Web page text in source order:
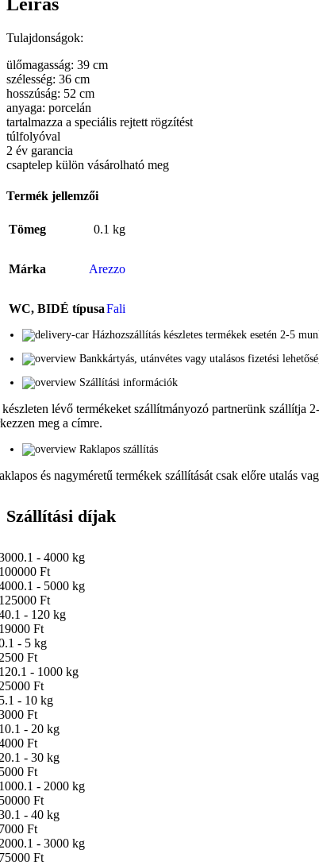
Tulajdonságok:
ülőmagasság: 39 cm
szélesség: 36 cm
hosszúság: 52 cm
anyaga: porcelán
tartalmazza a speciális rejtett rögzítést
túlfolyóval
2 év garancia
csaptelep külön vásárolható meg
Termék jellemzői
Tömeg 0.1 kg
Márka Arezzo
WC, BIDÉ típusaFali
Házhozszállítás készletes termékek esetén 2-5
Bankkártyás, utánvétes vagy utalásos fizetési
Szállítási információk
lévő termékeket szállítmányozó partnerünk szállítja
meg a címre.
Raklapos szállítás
és nagyméretű termékek szállítását csak előre utalás
Szállítási díjak
- 4000 kg
Ft
- 5000 kg
Ft
- 120 kg
Ft
- 5 kg
Ft
- 1000 kg
Ft
- 10 kg
Ft
- 20 kg
Ft
- 30 kg
Ft
- 2000 kg
Ft
- 40 kg
Ft
- 3000 kg
Ft